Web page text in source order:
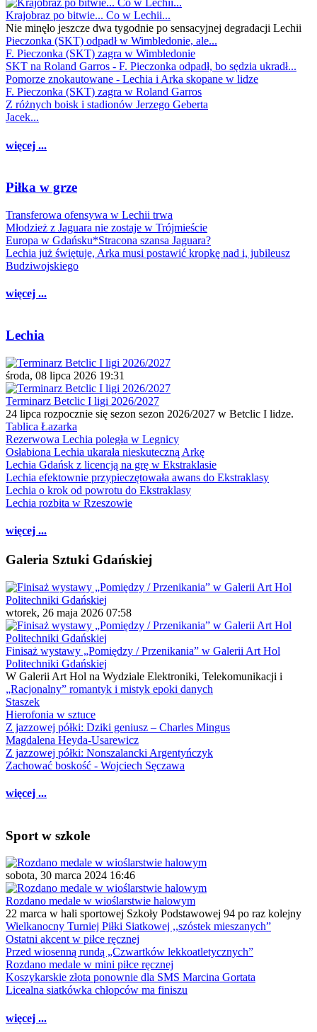
Krajobraz po bitwie... Co w Lechii...
Nie minęło jeszcze dwa tygodnie po sensacyjnej degradacji Lechii
Pieczonka (SKT) odpadł w Wimbledonie, ale...
F. Pieczonka (SKT) zagra w Wimbledonie
SKT na Roland Garros - F. Pieczonka odpadł, bo sędzia ukradł...
Pomorze znokautowane - Lechia i Arka skopane w lidze
F. Pieczonka (SKT) zagra w Roland Garros
Z różnych boisk i stadionów Jerzego Geberta
Jacek...
więcej ...
Piłka w grze
Transferowa ofensywa w Lechii trwa
Młodzież z Jaguara nie zostaje w Trójmieście
Europa w Gdańsku*Stracona szansa Jaguara?
Lechia już świętuje, Arka musi postawić kropkę nad i, jubileusz
Budziwojskiego
więcej ...
Lechia
środa, 08 lipca 2026 19:31
Terminarz Betclic I ligi 2026/2027
24 lipca rozpocznie się sezon sezon 2026/2027 w Betclic I lidze.
Tablica Łazarka
Rezerwowa Lechia poległa w Legnicy
Osłabiona Lechia ukarała nieskuteczną Arkę
Lechia Gdańsk z licencją na grę w Ekstraklasie
Lechia efektownie przypieczętowała awans do Ekstraklasy
Lechia o krok od powrotu do Ekstraklasy
Lechia rozbita w Rzeszowie
więcej ...
Galeria Sztuki Gdańskiej
wtorek, 26 maja 2026 07:58
Finisaż wystawy „Pomiędzy / Przenikania” w Galerii Art Hol
Politechniki Gdańskiej
W Galerii Art Hol na Wydziale Elektroniki, Telekomunikacji i
„Racjonalny” romantyk i mistyk epoki danych
Staszek
Hierofonia w sztuce
Z jazzowej półki: Dziki geniusz – Charles Mingus
Magdalena Heyda-Usarewicz
Z jazzowej półki: Nonszalancki Argentyńczyk
Zachować boskość - Wojciech Sęczawa
więcej ...
Sport w szkole
sobota, 30 marca 2024 16:46
Rozdano medale w wioślarstwie halowym
22 marca w hali sportowej Szkoły Podstawowej 94 po raz kolejny
Wielkanocny Turniej Piłki Siatkowej ,,szóstek mieszanych”
Ostatni akcent w piłce ręcznej
Przed wiosenną rundą „Czwartków lekkoatletycznych”
Rozdano medale w mini piłce ręcznej
Koszykarskie złota ponownie dla SMS Marcina Gortata
Licealna siatkówka chłopców ma finiszu
więcej ...